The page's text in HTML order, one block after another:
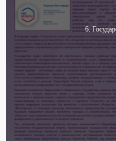
6.